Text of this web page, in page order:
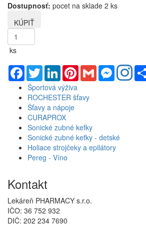
Dostupnosť: pocet na sklade 2 ks
ks
Facebook
TwitterLinkedInPinterestGmail Messenger
Športová výživa
ROCHESTER šťavy
Šťavy a nápoje
CURAPROX
Sonické zubné kefky
Sonické zubné kefky - detské
Holiace strojčeky a epilátory
Pereg - Víno
Kontakt
Lekáreň PHARMACY s.r.o.
IČO: 36 752 932
DIČ: 202 234 7690